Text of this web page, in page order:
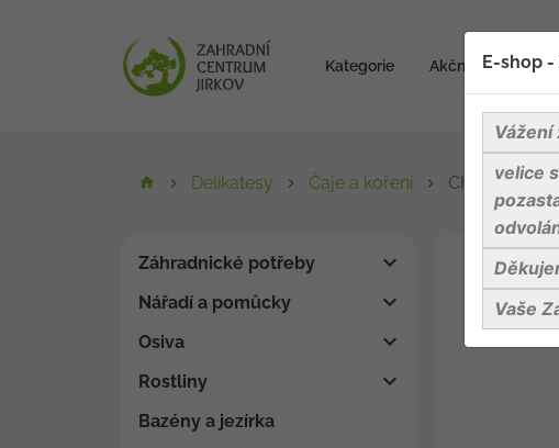
Kategorie Akční zboží
Delikatesy Čaje a koření Chilli bio
Záhradnické potřeby
Nářadí a pomůcky
Osiva
Rostliny
Bazény a jezírka
E-shop -
Vážení
velice
Vaše